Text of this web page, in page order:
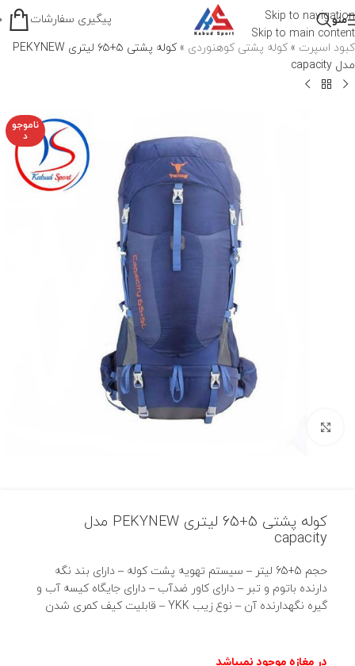
Skip to navigation
Skip to main content
منو پیگیری سفارشات
کبود اسپرت » کوله پشتی کوهنوردی »
کوله پشتی ۵+۶۵ لیتری PEKYNEW
مدل capacity
ناموجو
د
کوله پشتی 5+65 لیتری PEKYNEW مدل
capacity
حجم 5+65 لیتر – سیستم تهویه پشت کوله – دارای بند نگه
دارنده باتوم و تبر – دارای کاور ضدآب – دارای جایگاه کیسه آب و
گیره نگهدارنده آن – نوع زیب YKK – قابلیت کیف کمری شدن